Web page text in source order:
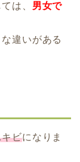
は、 男女で
違いがある
キビになりま